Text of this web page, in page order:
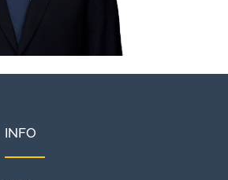
INFO